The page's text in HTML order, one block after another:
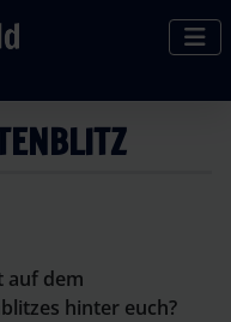
auf dem
hinter euch?